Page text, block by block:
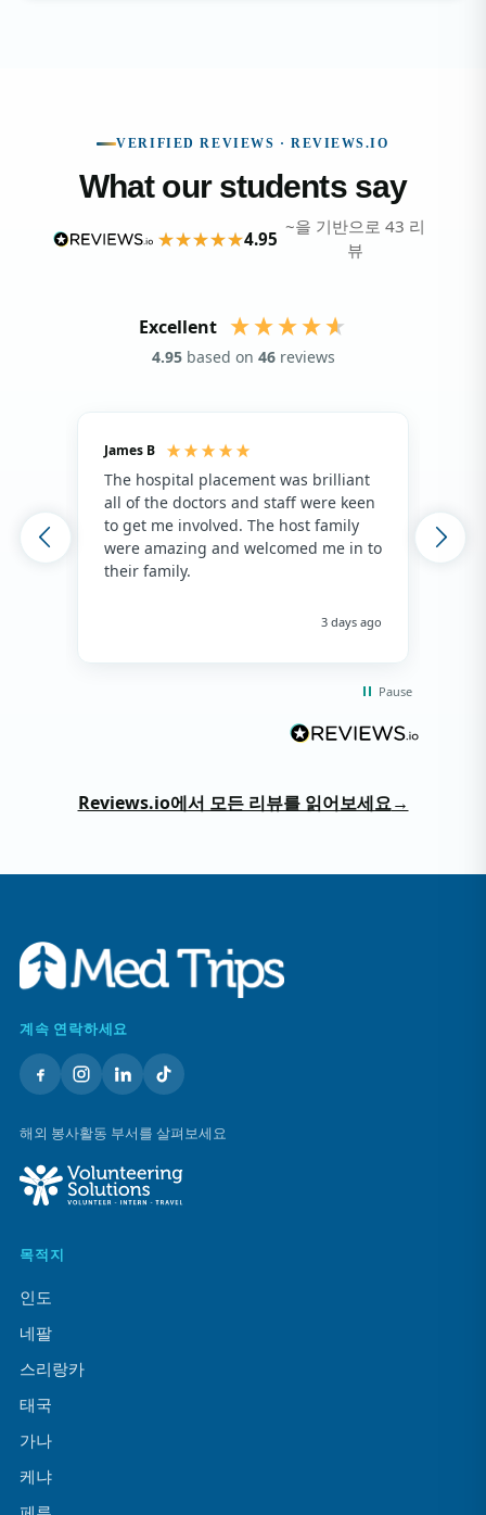
VERIFIED REVIEWS · REVIEWS.IO
What our students say
4.95
~을 기반으로 43 리
뷰
Excellent
4.95 based on 46 reviews
James B
The hospital placement was brilliant
all of the doctors and staff were keen
to get me involved. The host family
were amazing and welcomed me in to
their family.
3 days ago
Pause
Reviews.io에서 모든 리뷰를 읽어보세요→
계속 연락하세요
해외 봉사활동 부서를 살펴보세요
목적지
인도
네팔
스리랑카
태국
가나
케냐